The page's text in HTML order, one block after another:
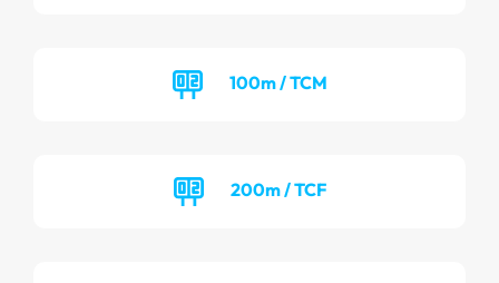
100m / TCM
200m / TCF